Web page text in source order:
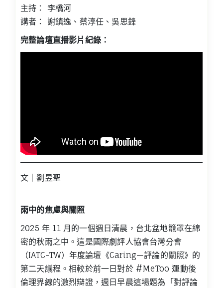
主持： 李橋河
講者： 謝鎮逸、蔡淳任、吳思鋒
完整論壇直播影片紀錄：
文｜劉昱聖
雨中的焦慮與關照
2025 年 11 月的一個週日清晨，台北盆地籠罩在綿
密的秋雨之中。這是國際劇評人協會台灣分會
（IATC-TW）年度論壇《Caring—評論的關照》的
第二天議程。相較於前一日對於 #MeToo 運動後
倫理界線的激烈辯證，週日早晨這場題為「對評論